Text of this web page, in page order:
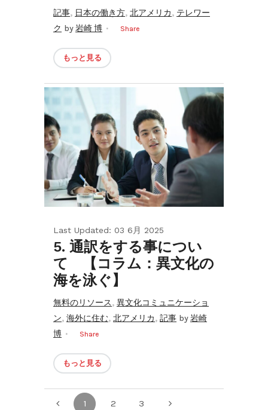
記事, 日本の働き方, 北アメリカ, テレワー
ク by岩崎 博 Share
もっと見る
Last Updated: 03 6月 2025
5. 通訳をする事につい
て 【コラム：異文化の
海を泳ぐ】
無料のリソース, 異文化コミュニケーショ
ン, 海外に住む, 北アメリカ, 記事 by岩崎
博
Share
もっと見る
1 2 3